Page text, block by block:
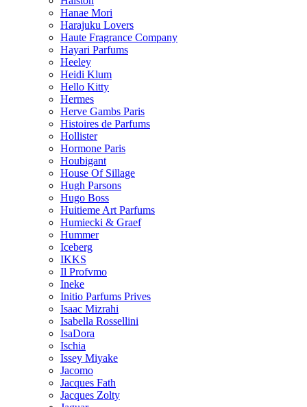
Hanae Mori
Harajuku Lovers
Haute Fragrance Company
Hayari Parfums
Heeley
Heidi Klum
Hello Kitty
Hermes
Herve Gambs Paris
Histoires de Parfums
Hollister
Hormone Paris
Houbigant
House Of Sillage
Hugh Parsons
Hugo Boss
Huitieme Art Parfums
Humiecki & Graef
Hummer
Iceberg
IKKS
Il Profvmo
Ineke
Initio Parfums Prives
Isaac Mizrahi
Isabella Rossellini
IsaDora
Ischia
Issey Miyake
Jacomo
Jacques Fath
Jacques Zolty